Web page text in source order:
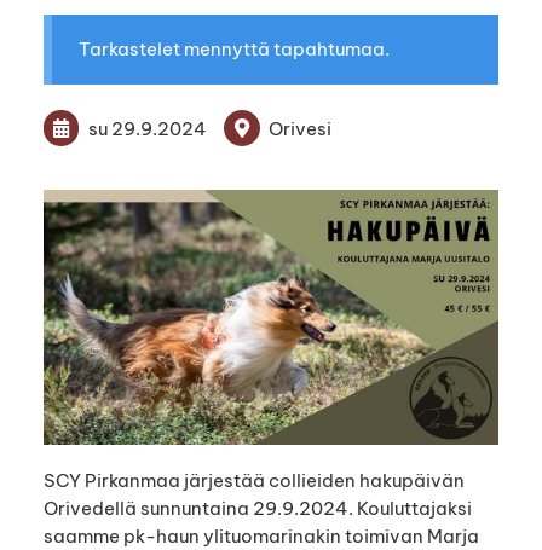
Tarkastelet mennyttä tapahtumaa.
su 29.9.2024 Orivesi
SCY Pirkanmaa järjestää collieiden hakupäivän
Orivedellä sunnuntaina 29.9.2024. Kouluttajaksi
saamme pk-haun ylituomarinakin toimivan Marja